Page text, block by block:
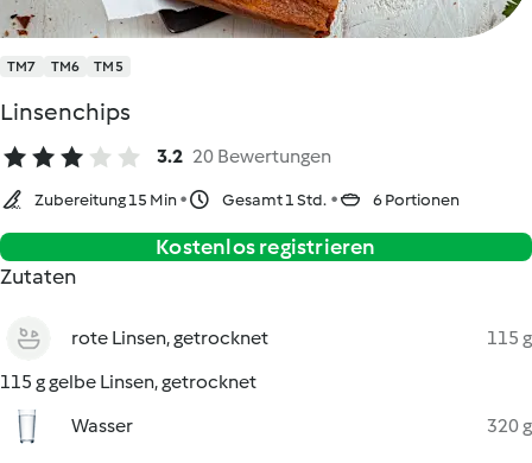
TM7 TM6 TM5
Linsenchips
3.2 20 Bewertungen
Zubereitung 15 Min Gesamt 1 Std. 6 Portionen
Kostenlos registrieren
Zutaten
rote Linsen, getrocknet
115 g
115 g gelbe Linsen, getrocknet
Wasser
320 g